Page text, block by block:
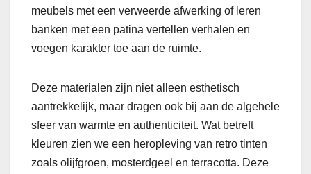
meubels met een verweerde afwerking of leren
banken met een patina vertellen verhalen en
voegen karakter toe aan de ruimte.
Deze materialen zijn niet alleen esthetisch
aantrekkelijk, maar dragen ook bij aan de algehele
sfeer van warmte en authenticiteit. Wat betreft
kleuren zien we een heropleving van retro tinten
zoals olijfgroen, mosterdgeel en terracotta. Deze